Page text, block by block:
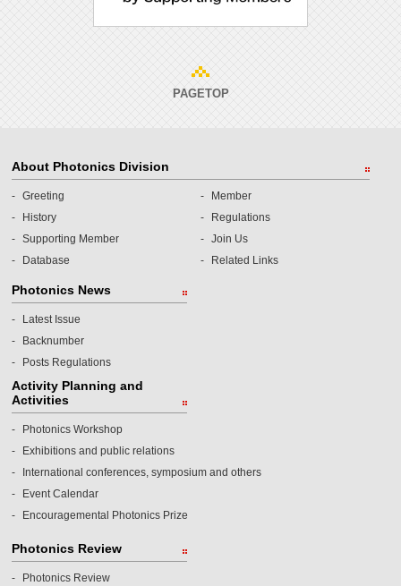
PAGETOP
About Photonics Division
Greeting
Member
History
Regulations
Supporting Member
Join Us
Database
Related Links
Photonics News
Latest Issue
Backnumber
Posts Regulations
Activity Planning and
Activities
Photonics Workshop
Exhibitions and public relations
International conferences, symposium and others
Event Calendar
Encouragemental Photonics Prize
Photonics Review
Photonics Review